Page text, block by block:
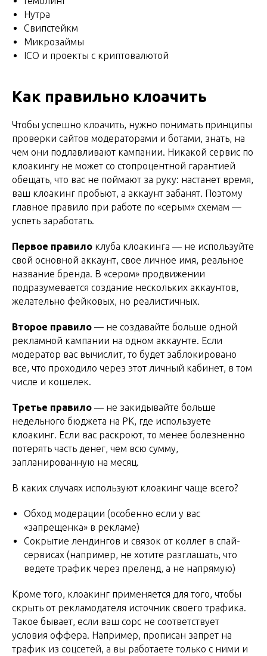
Нутра
Свипстейкм
Микрозаймы
ICO и проекты с криптовалютой
Как правильно клоачить
Чтобы успешно клоачить, нужно понимать принципы
проверки сайтов модераторами и ботами, знать, на
чем они подлавливают кампании. Никакой сервис по
клоакингу не может со стопроцентной гарантией
обещать, что вас не поймают за руку: настанет время,
ваш клоакинг пробьют, а аккаунт забанят. Поэтому
главное правило при работе по «серым» схемам —
успеть заработать.
Первое правило клуба клоакинга — не используйте
свой основной аккаунт, свое личное имя, реальное
название бренда. В «сером» продвижении
подразумевается создание нескольких аккаунтов,
желательно фейковых, но реалистичных.
Второе правило — не создавайте больше одной
рекламной кампании на одном аккаунте. Если
модератор вас вычислит, то будет заблокировано
все, что проходило через этот личный кабинет, в том
числе и кошелек.
Третье правило — не закидывайте больше
недельного бюджета на РК, где используете
клоакинг. Если вас раскроют, то менее болезненно
потерять часть денег, чем всю сумму,
запланированную на месяц.
В каких случаях используют клоакинг чаще всего?
Обход модерации (особенно если у вас
«запрещенка» в рекламе)
Сокрытие лендингов и связок от коллег в спай-
сервисах (например, не хотите разглашать, что
ведете трафик через преленд, а не напрямую)
Кроме того, клоакинг применяется для того, чтобы
скрыть от рекламодателя источник своего трафика.
Такое бывает, если ваш сорс не соответствует
условия оффера. Например, прописан запрет на
трафик из соцсетей, а вы работаете только с ними и